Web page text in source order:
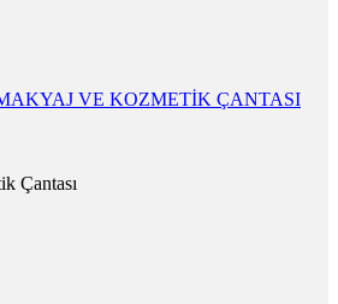
VE KOZMETİK ÇANTASI
Çantası